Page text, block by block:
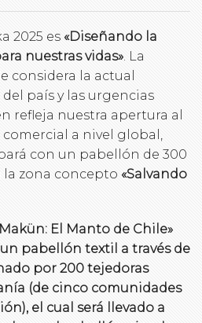
2025 es «Diseñando la
nuestras vidas» . La
considera la actual
país y las urgencias
refleja nuestra apertura al
a nivel global,
con un pabellón de 300
la zona concepto «Salvando
El Manto de Chile»
pabellón textil a través de
por 200 tejedoras
(de cinco comunidades
el cual será llevado a